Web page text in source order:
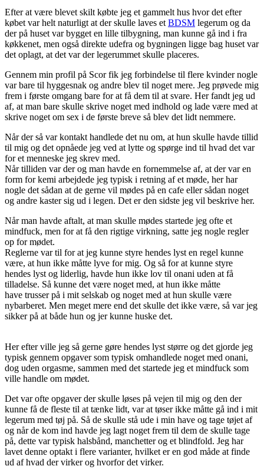
Efter at være blevet skilt købte jeg et gammelt hus hvor det efter
købet var helt naturligt at der skulle laves et BDSM legerum og da
der på huset var bygget en lille tilbygning, man kunne gå ind i fra
køkkenet, men også direkte udefra og bygningen ligge bag huset var
det oplagt, at det var der legerummet skulle placeres.
Gennem min profil på Scor fik jeg forbindelse til flere kvinder nogle
var bare til hyggesnak og andre blev til noget mere. Jeg prøvede mig
frem i første omgang bare for at få dem til at svare. Her fandt jeg ud
af, at man bare skulle skrive noget med indhold og lade være med at
skrive noget om sex i de første breve så blev det lidt nemmere.
Når der så var kontakt handlede det nu om, at hun skulle havde tillid
til mig og det opnåede jeg ved at lytte og spørge ind til hvad det var
for et menneske jeg skrev med.
Når tilliden var der og man havde en fornemmelse af, at der var en
form for kemi arbejdede jeg typisk i retning af et møde, her har
nogle det sådan at de gerne vil mødes på en cafe eller sådan noget
og andre kaster sig ud i legen. Det er den sidste jeg vil beskrive her.
Når man havde aftalt, at man skulle mødes startede jeg ofte et
mindfuck, men for at få den rigtige virkning, satte jeg nogle regler
op for mødet.
Reglerne var til for at jeg kunne styre hendes lyst en regel kunne
være, at hun ikke måtte lyve for mig. Og så for at kunne styre
hendes lyst og liderlig, havde hun ikke lov til onani uden at få
tilladelse. Så kunne det være noget med, at hun ikke måtte
have trusser på i mit selskab og noget med at hun skulle være
nybarberet. Men meget mere end det skulle det ikke være, så var jeg
sikker på at både hun og jer kunne huske det.
Her efter ville jeg så gerne gøre hendes lyst større og det gjorde jeg
typisk gennem opgaver som typisk omhandlede noget med onani,
dog uden orgasme, sammen med det startede jeg et mindfuck som
ville handle om mødet.
Det var ofte opgaver der skulle løses på vejen til mig og den der
kunne få de fleste til at tænke lidt, var at tøser ikke måtte gå ind i mit
legerum med tøj på. Så de skulle stå ude i min have og tage tøjet af
og når de kom ind havde jeg lagt noget frem til dem de skulle tage
på, dette var typisk halsbånd, manchetter og et blindfold. Jeg har
lavet denne optakt i flere varianter, hvilket er en god måde at finde
ud af hvad der virker og hvorfor det virker.